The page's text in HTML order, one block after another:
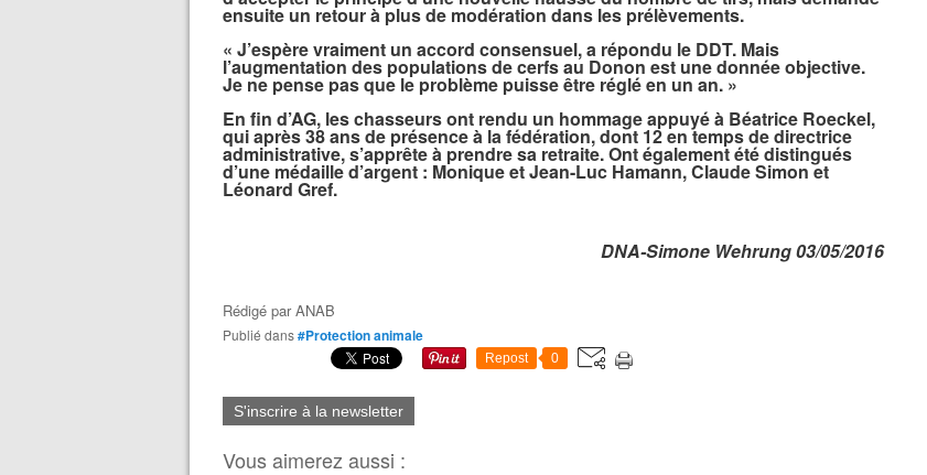
ensuite un retour à plus de modération dans les prélèvements.
« J’espère vraiment un accord consensuel, a répondu le DDT. Mais
l’augmentation des populations de cerfs au Donon est une donnée objective.
Je ne pense pas que le problème puisse être réglé en un an. »
En fin d’AG, les chasseurs ont rendu un hommage appuyé à Béatrice Roeckel,
qui après 38 ans de présence à la fédération, dont 12 en temps de directrice
administrative, s’apprête à prendre sa retraite. Ont également été distingués
d’une médaille d’argent : Monique et Jean-Luc Hamann, Claude Simon et
Léonard Gref.
DNA-Simone Wehrung 03/05/2016
Rédigé parANAB
Publié dans#Protection animale
Repost 0
S'inscrire à la newsletter
Vous aimerez aussi :